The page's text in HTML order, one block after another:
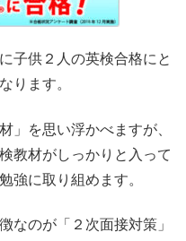
子供２人の英検合格にと
ります。
」を思い浮かべますが、
教材がしっかりと入って
強に取り組めます。
なのが「２次面接対策」